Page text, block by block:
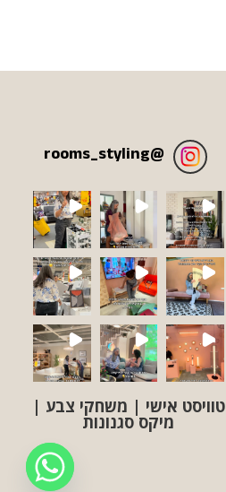
@
rooms_styling
טוויסט אישי | משחקי צבע |
מיקס סגנונות